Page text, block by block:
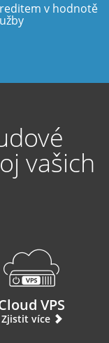
v hodnotě
vašich
VPS
Zjistit více